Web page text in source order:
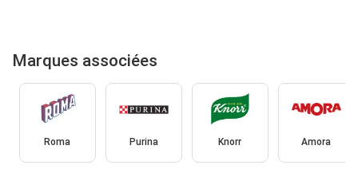
Marques associées
Roma Purina Knorr Amora